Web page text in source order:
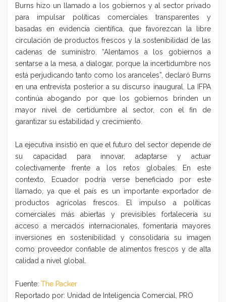
Burns hizo un llamado a los gobiernos y al sector privado
para impulsar políticas comerciales transparentes y
basadas en evidencia científica, que favorezcan la libre
circulación de productos frescos y la sostenibilidad de las
cadenas de suministro. “Alentamos a los gobiernos a
sentarse a la mesa, a dialogar, porque la incertidumbre nos
está perjudicando tanto como los aranceles”, declaró Burns
en una entrevista posterior a su discurso inaugural. La IFPA
continúa abogando por que los gobiernos brinden un
mayor nivel de certidumbre al sector, con el fin de
garantizar su estabilidad y crecimiento.
La ejecutiva insistió en que el futuro del sector depende de
su capacidad para innovar, adaptarse y actuar
colectivamente frente a los retos globales. En este
contexto, Ecuador podría verse beneficiado por este
llamado, ya que el país es un importante exportador de
productos agrícolas frescos. El impulso a políticas
comerciales más abiertas y previsibles fortalecería su
acceso a mercados internacionales, fomentaría mayores
inversiones en sostenibilidad y consolidaría su imagen
como proveedor confiable de alimentos frescos y de alta
calidad a nivel global.
Fuente: The Packer
Reportado por: Unidad de Inteligencia Comercial, PRO